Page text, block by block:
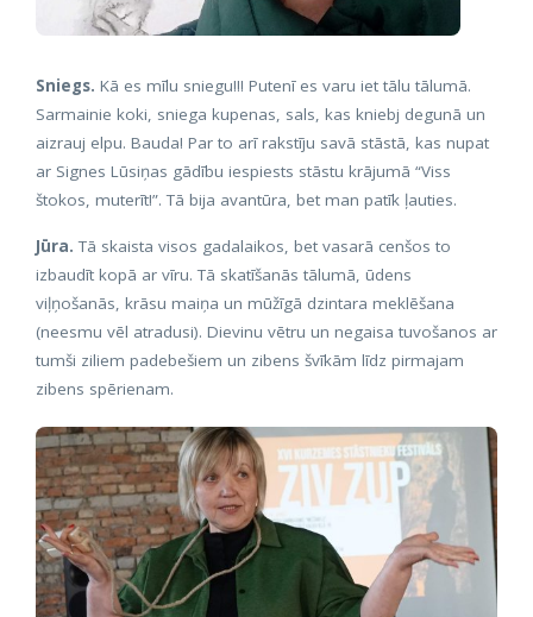
Sniegs. Kā es mīlu sniegu!!! Putenī es varu iet tālu tālumā.
Sarmainie koki, sniega kupenas, sals, kas kniebj degunā un
aizrauj elpu. Bauda! Par to arī rakstīju savā stāstā, kas nupat
ar Signes Lūsiņas gādību iespiests stāstu krājumā “Viss
štokos, muterīt!”. Tā bija avantūra, bet man patīk ļauties.
Jūra. Tā skaista visos gadalaikos, bet vasarā cenšos to
izbaudīt kopā ar vīru. Tā skatīšanās tālumā, ūdens
viļņošanās, krāsu maiņa un mūžīgā dzintara meklēšana
(neesmu vēl atradusi). Dievinu vētru un negaisa tuvošanos ar
tumši ziliem padebešiem un zibens švīkām līdz pirmajam
zibens spērienam.